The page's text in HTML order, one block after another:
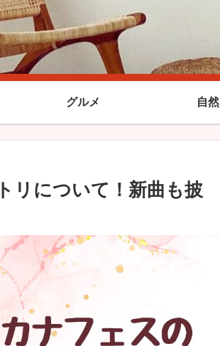
グルメ 自然
リについて！新曲も披